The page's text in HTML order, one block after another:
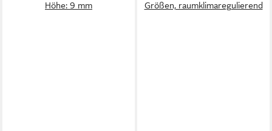
Höhe: 9 mm
Größen, raumklimaregulierend